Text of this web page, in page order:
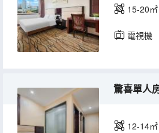
15-20㎡
電視機
12-14㎡